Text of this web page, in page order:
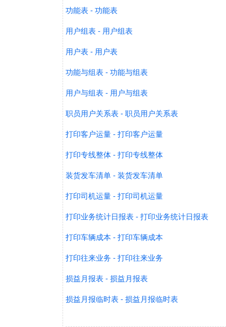
功能表 - 功能表
用户组表 - 用户组表
用户表 - 用户表
功能与组表 - 功能与组表
用户与组表 - 用户与组表
职员用户关系表 - 职员用户关系表
打印客户运量 - 打印客户运量
打印专线整体 - 打印专线整体
装货发车清单 - 装货发车清单
打印司机运量 - 打印司机运量
打印业务统计日报表 - 打印业务统计日报表
打印车辆成本 - 打印车辆成本
打印往来业务 - 打印往来业务
损益月报表 - 损益月报表
损益月报临时表 - 损益月报临时表